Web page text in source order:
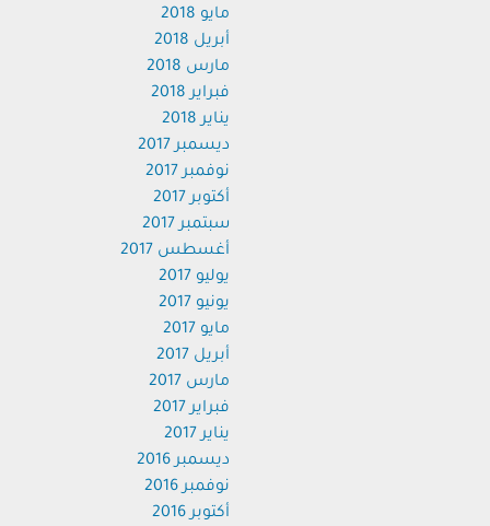
مايو 2018
أبريل 2018
مارس 2018
فبراير 2018
يناير 2018
ديسمبر 2017
نوفمبر 2017
أكتوبر 2017
سبتمبر 2017
أغسطس 2017
يوليو 2017
يونيو 2017
مايو 2017
أبريل 2017
مارس 2017
فبراير 2017
يناير 2017
ديسمبر 2016
نوفمبر 2016
أكتوبر 2016